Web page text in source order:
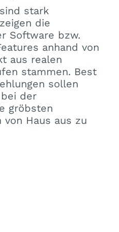
stark
die
Software bzw.
anhand von
aus realen
stammen. Best
sollen
der
gröbsten
Haus aus zu